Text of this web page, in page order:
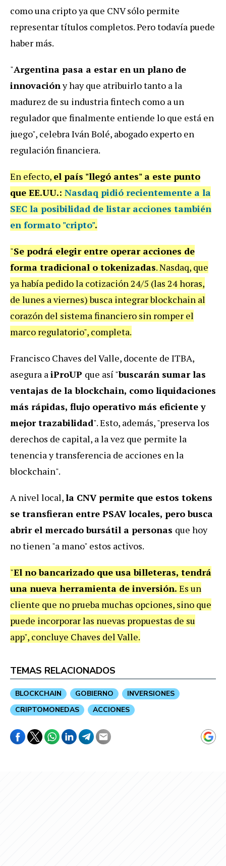
como una cripto ya que CNV sólo permite
representar títulos completos. Pero todavía puede
haber más.
"Argentina pasa a estar en un plano de
innovacióny hay que atribuirlo tanto a la
madurez de su industria fintech como a un
regulador que finalmente entiende lo que está en
juego", celebra Iván Bolé, abogado experto en
regulación financiera.
En efecto, el país "llegó antes" a este punto
que EE.UU.: Nasdaq pidió recientemente a la
SEC la posibilidad de listar acciones también
en formato "cripto".
"Se podrá elegir entre operar acciones de
forma tradicional o tokenizadas. Nasdaq, que
ya había pedido la cotización 24/5 (las 24 horas,
de lunes a viernes) busca integrar blockchain al
corazón del sistema financiero sin romper el
marco regulatorio", completa.
Francisco Chaves del Valle, docente de ITBA,
asegura aiProUP que así "buscarán sumar las
ventajas de la blockchain, como liquidaciones
más rápidas, flujo operativo más eficiente y
mejor trazabilidad". Esto, además, "preserva los
derechos de capital, a la vez que permite la
tenencia y transferencia de acciones en la
blockchain".
A nivel local,la CNV permite que estos tokens
se transfieran entre PSAV locales, pero busca
abrir el mercado bursátil a personas que hoy
no tienen "a mano" estos activos.
"El no bancarizado que usa billeteras, tendrá
una nueva herramienta de inversión. Es un
cliente que no prueba muchas opciones, sino que
puede incorporar las nuevas propuestas de su
app", concluye Chaves del Valle.
TEMAS RELACIONADOS
BLOCKCHAIN GOBIERNO
INVERSIONES
CRIPTOMONEDAS
ACCIONES